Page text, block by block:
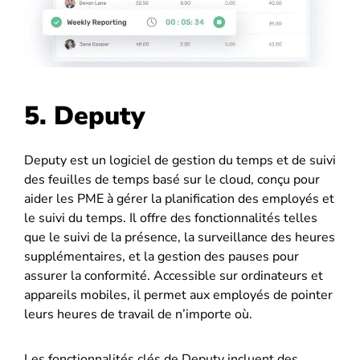
5. Deputy
Deputy est un logiciel de gestion du temps et de suivi
des feuilles de temps basé sur le cloud, conçu pour
aider les PME à gérer la planification des employés et
le suivi du temps. Il offre des fonctionnalités telles
que le suivi de la présence, la surveillance des heures
supplémentaires, et la gestion des pauses pour
assurer la conformité. Accessible sur ordinateurs et
appareils mobiles, il permet aux employés de pointer
leurs heures de travail de n’importe où.